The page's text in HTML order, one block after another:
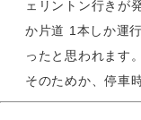
ェリントン行きが
か片道 1本しか運
ったと思われます。
そのためか、停車